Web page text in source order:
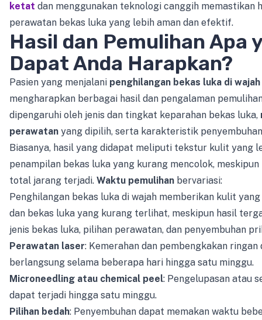
ketat dan menggunakan teknologi canggih memastikan
perawatan bekas luka yang lebih aman dan efektif.
Hasil dan Pemulihan Apa
Dapat Anda Harapkan?
Pasien yang menjalani penghilangan bekas luka di wajah
mengharapkan berbagai hasil dan pengalaman
dipengaruhi oleh jenis dan tingkat keparahan bekas luka,
perawatan yang dipilih, serta karakteristik
Biasanya, hasil yang didapat meliputi tekstur kulit yang
penampilan bekas luka yang kurang mencolok,
total jarang terjadi. Waktu pemulihan bervariasi:
Penghilangan bekas luka di wajah memberikan kulit
dan bekas luka yang kurang terlihat, meskipun hasil
jenis bekas luka, pilihan perawatan, dan penyembuhan
Perawatan laser: Kemerahan dan pembengkakan ringan
berlangsung selama beberapa hari hingga satu minggu.
Microneedling atau chemical peel: Pengelupasan atau
dapat terjadi hingga satu minggu.
Pilihan bedah: Penyembuhan dapat memakan waktu